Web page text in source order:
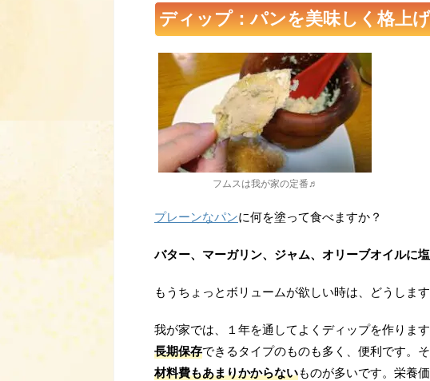
ディップ：パンを美味しく格上
フムスは我が家の定番♬
プレーンなパンに何を塗って食べますか？
バター、マーガリン、ジャム、オリーブオイルに
もうちょっとボリュームが欲しい時は、どうしま
我が家では、１年を通してよくディップを作ります
長期保存できるタイプのものも多く、便利です。そ
材料費もあまりかからないものが多いです。栄養